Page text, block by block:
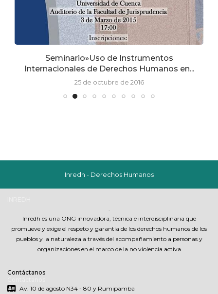
Seminario»Uso de Instrumentos
Internacionales de Derechos Humanos en...
25 de octubre de 2016
Inredh - Derechos Humanos
.
Inredh es una ONG innovadora, técnica e interdisciplinaria que
promueve y exige el respeto y garantia de los derechos humanos de los
pueblos y la naturaleza a través del acompañamiento a personas y
organizaciones en el marco de la no violencia activa
Contáctanos
Av. 10 de agosto N34 - 80 y Rumipamba